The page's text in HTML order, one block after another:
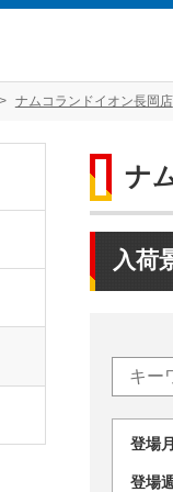
ナムコランドイオン長岡店
ナ
入荷
登
登